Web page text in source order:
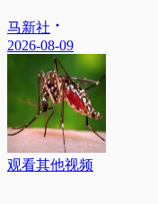
马新社
2026-08-09
观看其他视频